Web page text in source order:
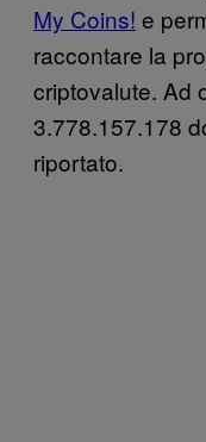
My Coins! e
raccontare la
criptovalute. Ad
3.778.157.178
riportato.